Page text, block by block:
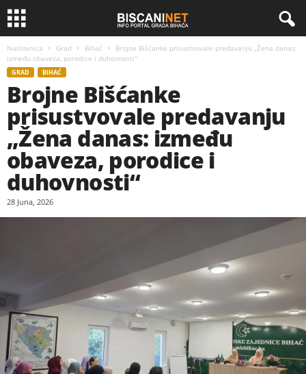
Naslovnica Grad Bihać
Brojne Bišćanke prisustvovale predavanju „Žena danas:
između obaveza, porodice i duhovnosti“
GRAD BIHAĆ
Brojne Bišćanke
prisustvovale predavanju
„Žena danas: između
obaveza, porodice i
duhovnosti“
28 Juna, 2026